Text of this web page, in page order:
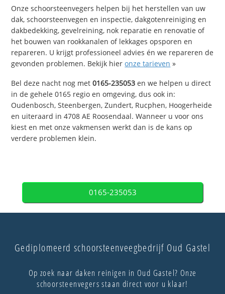
Onze schoorsteenvegers helpen bij het herstellen van uw
dak, schoorsteenvegen en inspectie, dakgotenreiniging en
dakbedekking, gevelreining, nok reparatie en renovatie of
het bouwen van rookkanalen of lekkages opsporen en
repareren. U krijgt professioneel advies én we repareren de
gevonden problemen. Bekijk hieronze tarieven »
Bel deze nacht nog met0165-235053 en we helpen u direct
in de gehele 0165 regio en omgeving, dus ook in:
Oudenbosch, Steenbergen, Zundert, Rucphen, Hoogerheide
en uiteraard in 4708 AE Roosendaal. Wanneer u voor ons
kiest en met onze vakmensen werkt dan is de kans op
verdere problemen klein.
0165-235053
Gediplomeerd schoorsteenveegbedrijf Oud Gastel
Op zoek naar daken reinigen in Oud Gastel? Onze
schoorsteenvegers staan direct voor u klaar!